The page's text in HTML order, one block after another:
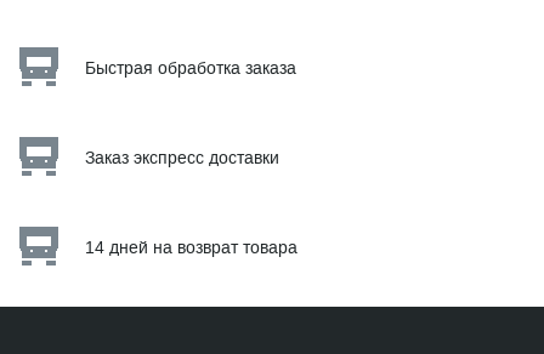
Быстрая обработка заказа
Заказ экспресс доставки
14 дней на возврат товара